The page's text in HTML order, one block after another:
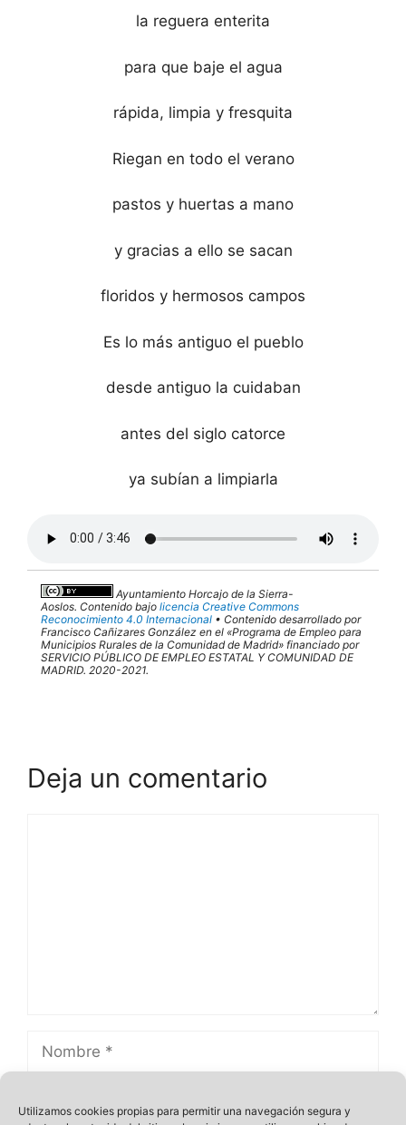
Utilizamos cookies propias para permitir una navegación segura y
la reguera enterita
para que baje el agua
rápida, limpia y fresquita
Riegan en todo el verano
pastos y huertas a mano
y gracias a ello se sacan
floridos y hermosos campos
Es lo más antiguo el pueblo
desde antiguo la cuidaban
antes del siglo catorce
ya subían a limpiarla
Ayuntamiento Horcajo de la Sierra-
Aoslos. Contenido bajo licencia Creative Commons
Reconocimiento 4.0 Internacional • Contenido desarrollado por
Francisco Cañizares González en el «Programa de Empleo para
Municipios Rurales de la Comunidad de Madrid» financiado por
SERVICIO PÚBLICO DE EMPLEO ESTATAL Y COMUNIDAD DE
MADRID. 2020-2021.
Deja un comentario
electrónico